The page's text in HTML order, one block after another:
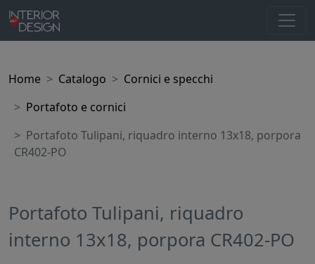
Home Catalogo
Cornici e specchi
Portafoto e cornici
Portafoto Tulipani, riquadro interno 13x18, porpora
CR402-PO
Portafoto Tulipani, riquadro
interno 13x18, porpora CR402-PO